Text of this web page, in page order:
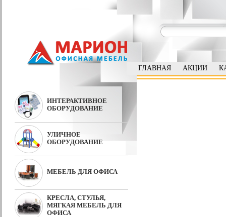
ГЛАВНАЯ АКЦИИ
ИНТЕРАКТИВНОЕ
ОБОРУДОВАНИЕ
УЛИЧНОЕ
ОБОРУДОВАНИЕ
МЕБЕЛЬ ДЛЯ ОФИСА
КРЕСЛА, СТУЛЬЯ,
МЯГКАЯ МЕБЕЛЬ ДЛЯ
ОФИСА